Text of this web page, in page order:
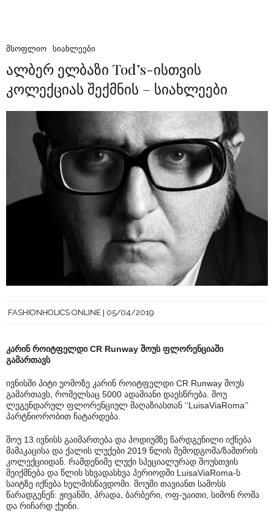
ᲛᲡᲝᲤᲚᲘᲝ ᲡᲘᲐᲮᲚᲔᲔᲑᲘ
ალბერ ელბაზი Tod’s-ისთვის
კოლექციას შექმნის – სიახლეები
FASHIONHOLICS ONLINE 05/04/2019
კარინ როიტფელდი CR Runway შოუს ფლორენციაში
გამართავს
ივნისში პიტი უომოზე კარინ როიტფელდი CR Runway შოუს
გამართავს, რომელსაც 5000 ადამიანი დაესწრება. შოუ
ლეგენდარულ ფლორენციულ მაღაზიასთან ‘’LuisaViaRoma’’
პარტნიორობით ჩატარდება.
შოუ 13 ივნისს გაიმართება და პოდიუმზე წარდგენილი იქნება
მამაკაცისა და ქალის ლუქები 2019 წლის შემოდგომა/ზამთრის
კოლექციიდან. რამდენიმე ლუქი სპეციალურად შოუსთვის
შეიქმნება და წლის სხვადასხვა პერიოდში LuisaViaRoma-ს
საიტზე იქნება ხელმისწავდომი. შოუში თავიანთ სამოსს
წარადგენენ: ჟივანში, პრადა, ბარბერი, ოფ-უაითი, სიმონ როშა
და რიჩარდ ქუინი.